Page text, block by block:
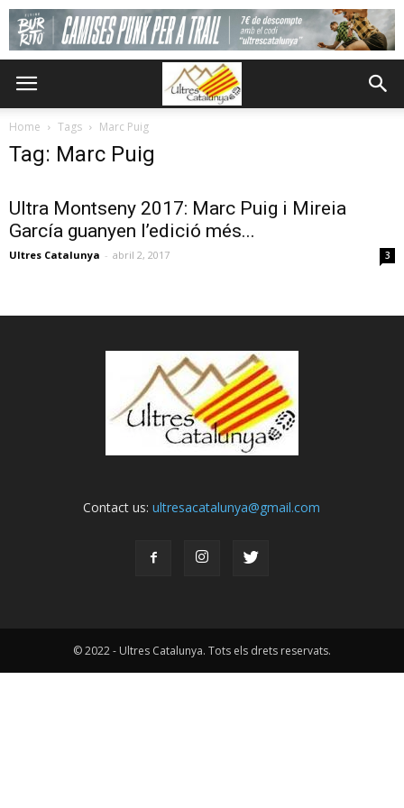
Home Tags Marc Puig
Tag: Marc Puig
Ultra Montseny 2017: Marc Puig i Mireia
García guanyen l’edició més...
Ultres Catalunya - abril 2, 2017 3
Contact us:ultresacatalunya@gmail.com
© 2022 - Ultres Catalunya. Tots els drets reservats.